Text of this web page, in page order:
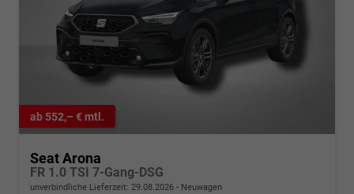
ab 552,– € mtl.
Seat Arona
FR 1.0 TSI 7-Gang-DSG
unverbindliche Lieferzeit: 29.08.2026 Neuwagen